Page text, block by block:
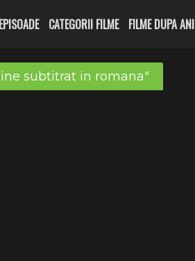
EPISOADE CATEGORII FILME FILME DUPA ANI
subtitrat in romana"